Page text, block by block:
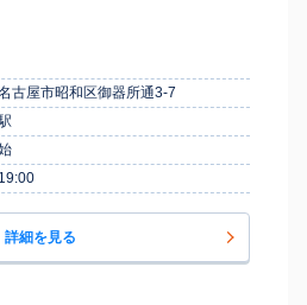
古屋市昭和区御器所通3-7
詳細を見る